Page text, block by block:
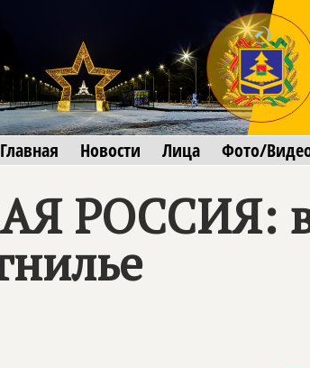
Главная Новости Лица Фото/
РОССИЯ: